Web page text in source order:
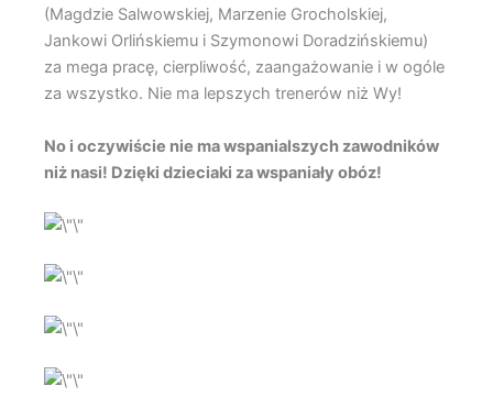
(Magdzie Salwowskiej, Marzenie Grocholskiej,
Jankowi Orlińskiemu i Szymonowi Doradzińskiemu)
za mega pracę, cierpliwość, zaangażowanie i w ogóle
za wszystko. Nie ma lepszych trenerów niż Wy!
No i oczywiście nie ma wspanialszych zawodników
niż nasi! Dzięki dzieciaki za wspaniały obóz!